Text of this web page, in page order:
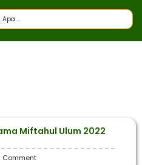
Miftahul Ulum 2022
Comment